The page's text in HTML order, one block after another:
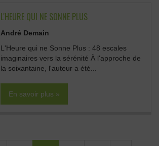
L'HEURE QUI NE SONNE PLUS
André Demain
L'Heure qui ne Sonne Plus : 48 escales
imaginaires vers la sérénité À l'approche de
la soixantaine, l'auteur a été...
En savoir plus »